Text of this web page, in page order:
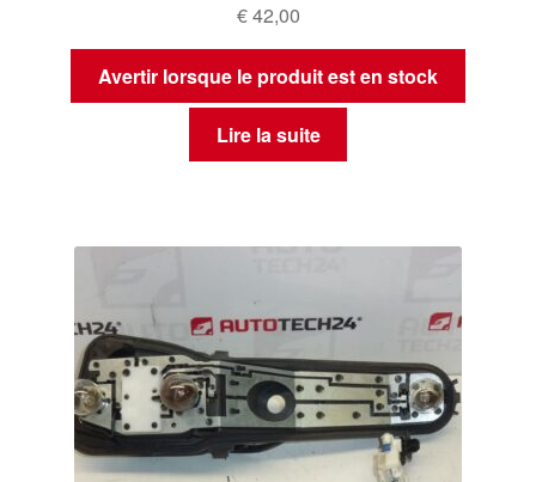
€42,00
Avertir lorsque le produit est en stock
Lire la suite